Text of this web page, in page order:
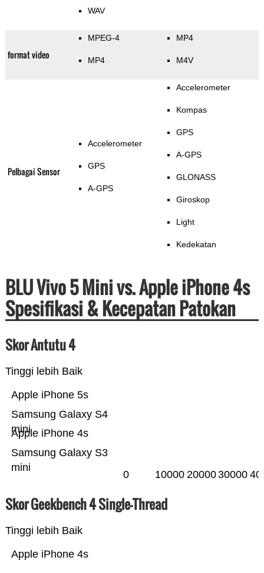
WAV
format video
MPEG-4
MP4
MP4
M4V
Pelbagai Sensor
Accelerometer
GPS
A-GPS
Accelerometer
Kompas
GPS
A-GPS
GLONASS
Giroskop
Light
Kedekatan
BLU Vivo 5 Mini vs. Apple iPhone 4s
Spesifikasi & Kecepatan Patokan
Skor Antutu 4
Tinggi lebih Baik
Samsung Galaxy S3
mini
Apple iPhone 4s
Samsung Galaxy S4
mini
Apple iPhone 5s
0 10000 2000030000
Skor Geekbench 4 Single-Thread
Tinggi lebih Baik
Apple iPhone 4s